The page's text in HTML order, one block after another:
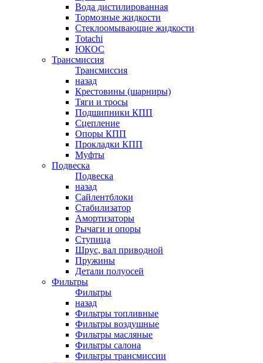
Вода дистилированная
Тормозные жидкости
Стеклоомывающие жидкости
Totachi
ЮКОС
Трансмиссия
Трансмиссия
назад
Крестовины (шарниры)
Тяги и тросы
Подшипники КПП
Сцепление
Опоры КПП
Прокладки КПП
Муфты
Подвеска
Подвеска
назад
Сайлентблоки
Стабилизатор
Амортизаторы
Рычаги и опоры
Ступица
Шрус, вал приводной
Пружины
Детали полуосей
Фильтры
Фильтры
назад
Фильтры топливные
Фильтры воздушные
Фильтры масляные
Фильтры салона
Фильтры трансмиссии